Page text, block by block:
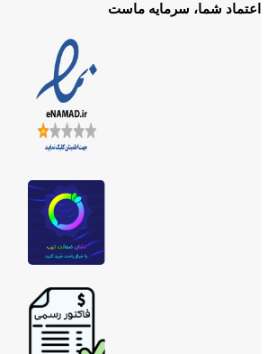
اعتماد شما، سرمایه ماست